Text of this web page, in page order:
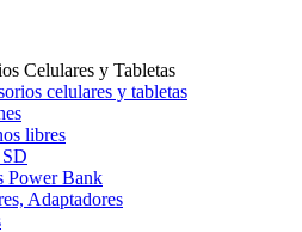
Celulares y Tabletas
celulares y tabletas
libres
Power Bank
Adaptadores